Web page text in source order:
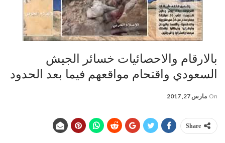
بالارقام والاحصائيات خسائر الجيش
السعودي واقتحام مواقعهم فيما بعد الحدود
On مارس 27, 2017
Share